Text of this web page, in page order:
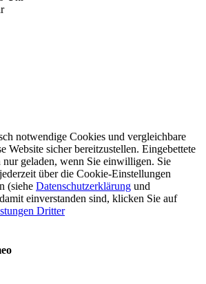
notwendige Cookies und vergleichbare
Website sicher bereitzustellen. Eingebettete
geladen, wenn Sie einwilligen. Sie
über die Cookie-Einstellungen
(siehe Datenschutzerklärung und
einverstanden sind, klicken Sie auf
Dritter